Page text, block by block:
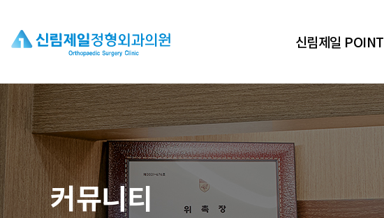
신림제일 POINT
커뮤니티